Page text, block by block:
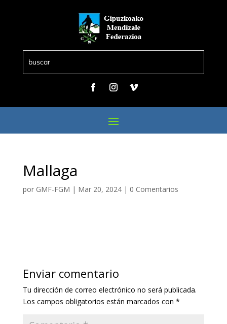
Mallaga
por GMF-FGM | Mar 20, 2024| 0 Comentarios
Enviar comentario
Tu dirección de correo electrónico no será publicada.
Los campos obligatorios están marcados con *